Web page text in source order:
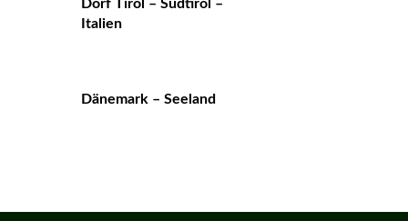
Dorf Tirol – Südtirol –
Italien
Dänemark – Seeland